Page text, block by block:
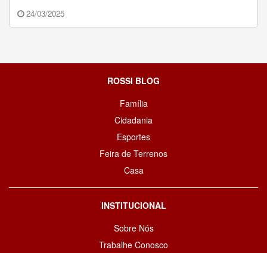
24/03/2025
ROSSI BLOG
Família
Cidadania
Esportes
Feira de Terrenos
Casa
INSTITUCIONAL
Sobre Nós
Trabalhe Conosco